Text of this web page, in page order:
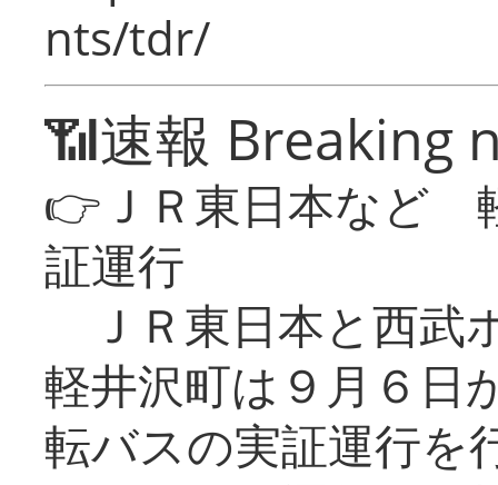
nts/tdr/
📶速報 Breaking
👉ＪＲ東日本など
証運行
ＪＲ東日本と西武
軽井沢町は９月６日
転バスの実証運行を